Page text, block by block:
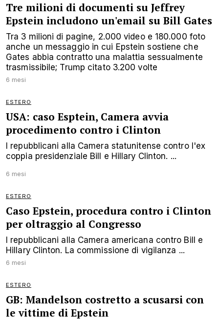
Tre milioni di documenti su Jeffrey
Epstein includono un'email su Bill Gates
Tra 3 milioni di pagine, 2.000 video e 180.000 foto
anche un messaggio in cui Epstein sostiene che
Gates abbia contratto una malattia sessualmente
trasmissibile; Trump citato 3.200 volte
6 mesi
ESTERO
USA: caso Esptein, Camera avvia
procedimento contro i Clinton
I repubblicani alla Camera statunitense contro l'ex
coppia presidenziale Bill e Hillary Clinton. ...
6 mesi
ESTERO
Caso Epstein, procedura contro i Clinton
per oltraggio al Congresso
I repubblicani alla Camera americana contro Bill e
Hillary Clinton. La commissione di vigilanza ...
6 mesi
ESTERO
GB: Mandelson costretto a scusarsi con
le vittime di Epstein